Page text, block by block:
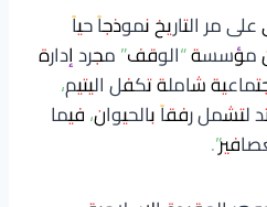
على مر التاريخ نموذجاً حياً
مؤسسة “الوقف” مجرد إدارة
شاملة تكفل اليتيم،
رفقاً بالحيوان، فيما